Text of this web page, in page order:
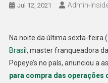
Jul 12, 2021 Admin-
Na noite da última sexta-feira
Brasil , master franqueadora
Popeye’s no país, anunciou a
para compra das operações